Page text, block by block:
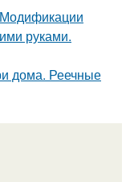
руками.
дома. Реечные